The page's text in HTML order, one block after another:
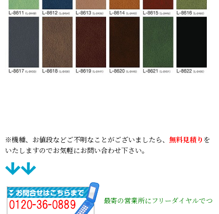
※機種、お値段などご不明なことがございましたら、 無料見積り を
いたしますのでお気軽にお問い合わせ下さい。
最寄の営業所にフリーダイヤルでつ